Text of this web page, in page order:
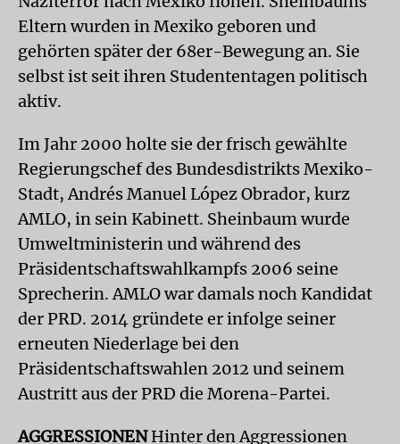
Eltern wurden in Mexiko geboren und
gehörten später der 68er-Be­wegung an. Sie
selbst ist seit ihren Studententagen politisch
aktiv.
Im Jahr 2000 holte sie der frisch gewählte
Regierungschef des Bundesdistrikts Mexiko-
Stadt, Andrés Manuel López Obrador, kurz
AMLO, in sein Kabinett. Sheinbaum wurde
Umweltministerin und während des
Präsidentschaftswahlkampfs 2006 seine
Sprecherin. AMLO war damals noch Kandidat
der PRD. 2014 gründete er infolge seiner
erneuten Niederlage bei den
Präsidentschaftswahlen 2012 und seinem
Austritt aus der PRD die Morena-Partei.
AGGRESSIONENHinter den Aggressionen